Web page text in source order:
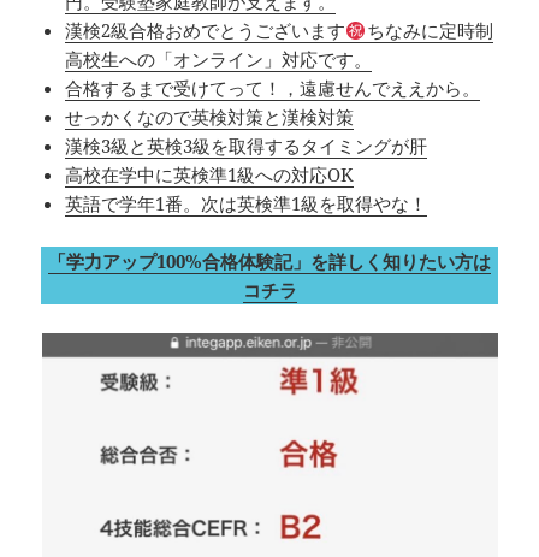
漢検2級合格おめでとうございます
ちなみに定時制
高校生への「オンライン」対応です。
合格するまで受けてって！，遠慮せんでええから。
せっかくなので英検対策と漢検対策
漢検3級と英検3級を取得するタイミングが肝
高校在学中に英検準1級への対応OK
英語で学年1番。次は英検準1級を取得やな！
「学力アップ100%合格体験記」を詳しく知りたい方は
コチラ